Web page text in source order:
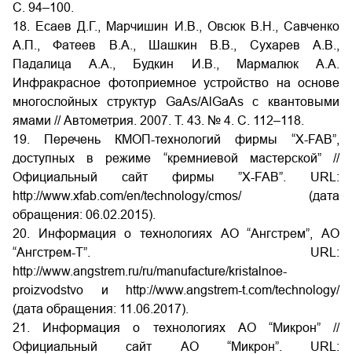
С. 94–100.
18. Есаев Д.Г., Марчишин И.В., Овсюк В.Н., Савченко
А.П., Фатеев В.А., Шашкин В.В., Сухарев А.В.,
Падалица А.А., Будкин И.В., Мармалюк А.А.
Инфракрасное фотоприемное устройство на основе
многослойных структур GaAs/AlGaAs с квантовыми
ямами // Автометрия. 2007. Т. 43. № 4. С. 112–118.
19. Перечень КМОП-технологий фирмы “X-FAB”,
доступных в режиме “кремниевой мастерской” //
Официальный сайт фирмы ”X-FAB”. URL:
http://www.xfab.com/en/technology/cmos/ (дата
обращения: 06.02.2015).
20. Информация о технологиях АО “Ангстрем”, АО
“Ангстрем-Т”. URL:
http://www.angstrem.ru/ru/manufacture/kristalnoe-
proizvodstvo и http://www.angstrem-t.com/technology/
(дата обращения: 11.06.2017).
21. Информация о технологиях АО “Микрон” //
Официальный сайт АО “Микрон”. URL: